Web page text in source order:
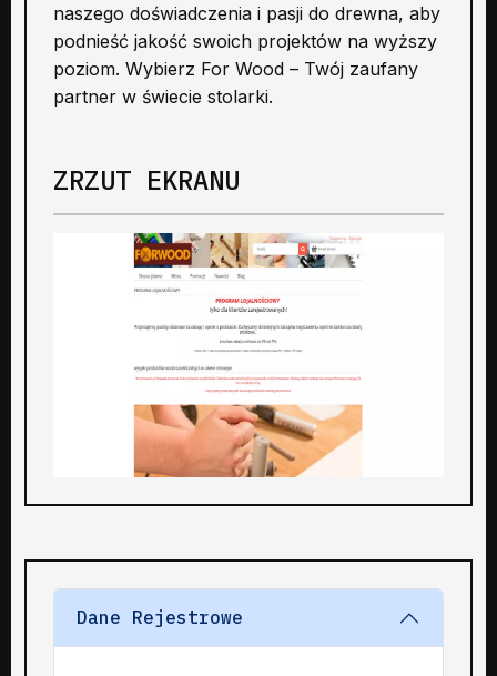
naszego doświadczenia i pasji do drewna, aby
podnieść jakość swoich projektów na wyższy
poziom. Wybierz For Wood – Twój zaufany
partner w świecie stolarki.
ZRZUT EKRANU
Dane Rejestrowe